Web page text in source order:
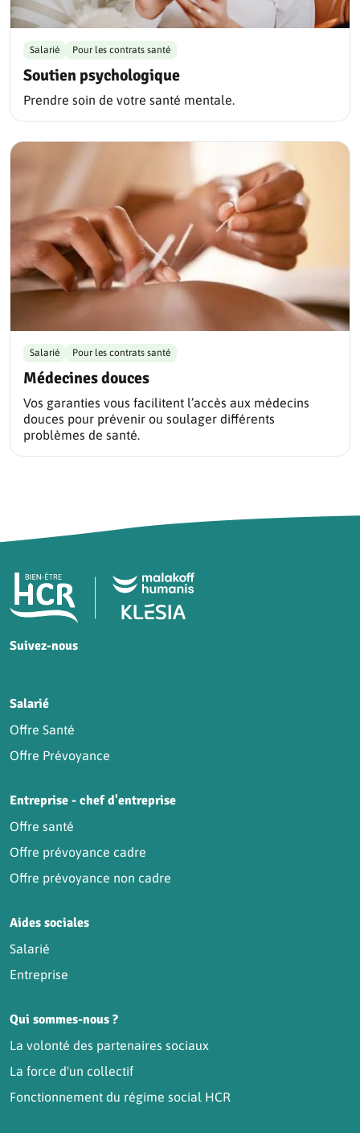
Soutien psychologique
Salarié Pour les contrats santé
Prendre soin de votre santé mentale.
Médecines douces
Salarié Pour les contrats santé
Vos garanties vous facilitent l’accès aux médecins
douces pour prévenir ou soulager différents
problèmes de santé.
Pied de page HCR Bien-Être
Suivez-nous
Salarié
Offre Santé
Offre Prévoyance
Entreprise - chef d'entreprise
Offre santé
Offre prévoyance cadre
Offre prévoyance non cadre
Aides sociales
Salarié
Entreprise
Qui sommes-nous ?
La volonté des partenaires sociaux
La force d'un collectif
Fonctionnement du régime social HCR